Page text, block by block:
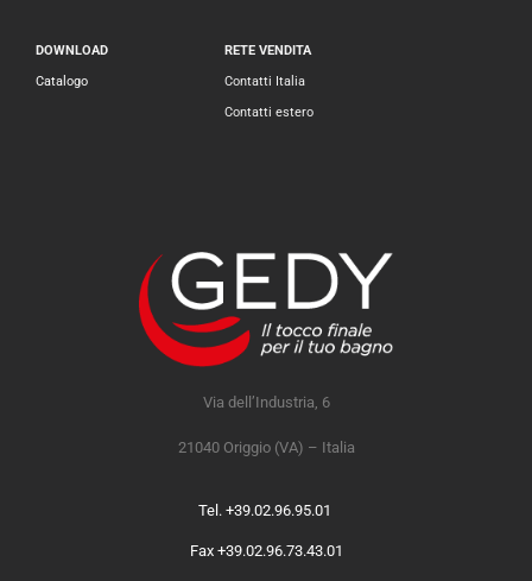
DOWNLOAD
Catalogo
RETE VENDITA
Contatti Italia
Contatti estero
Via dell’Industria, 6
21040 Origgio (VA) – Italia
Tel. +39.02.96.95.01
Fax +39.02.96.73.43.01